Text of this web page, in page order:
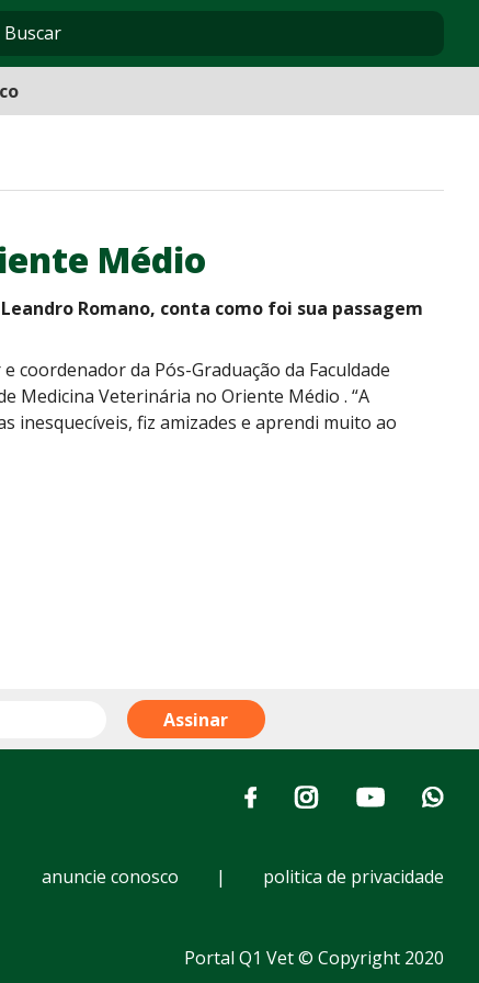
Médio
Romano, conta como foi sua passagem
da Pós-Graduação da Faculdade
Medicina Veterinária no Oriente Médio . “A
inesquecíveis, fiz amizades e aprendi muito ao
anuncie conosco | politica de privacidade
Portal Q1 Vet © Copyright 2020